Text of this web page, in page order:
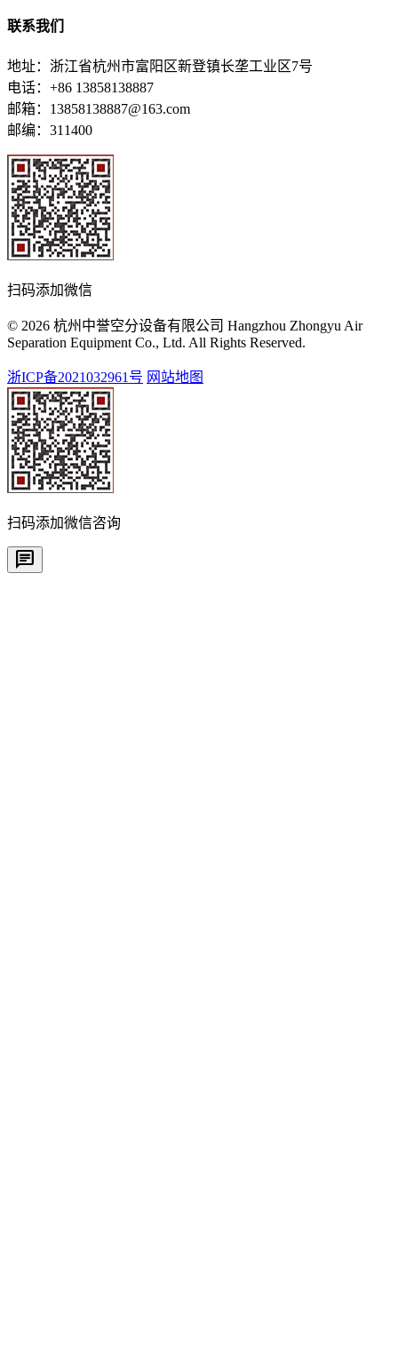
联系我们
地址：浙江省杭州市富阳区新登镇长垄工业区7号
电话：+86 13858138887
邮箱：13858138887@163.com
邮编：311400
扫码添加微信
© 2026 杭州中誉空分设备有限公司 Hangzhou Zhongyu Air
Separation Equipment Co., Ltd. All Rights Reserved.
浙ICP备2021032961号 网站地图
扫码添加微信咨询
chat